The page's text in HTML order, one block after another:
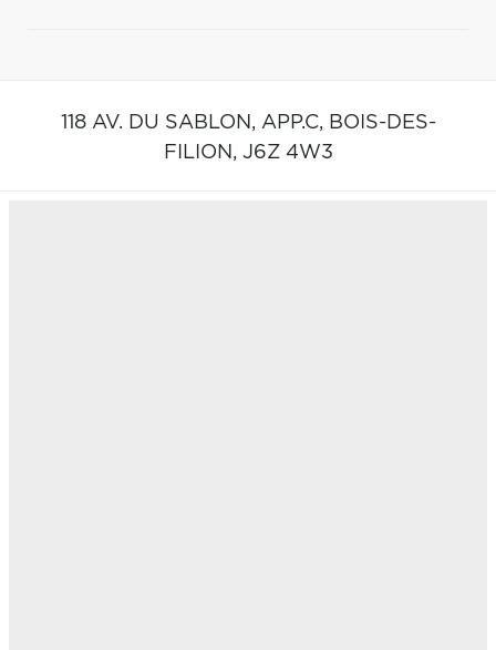
118 AV. DU SABLON, APP.C, BOIS-DES-
FILION, J6Z 4W3